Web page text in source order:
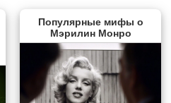
Популярные мифы о
Мэрилин Монро